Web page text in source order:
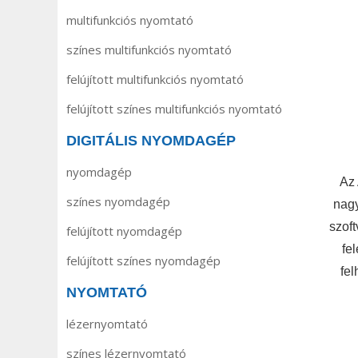
multifunkciós nyomtató
színes multifunkciós nyomtató
felújított multifunkciós nyomtató
felújított színes multifunkciós nyomtató
DIGITÁLIS NYOMDAGÉP
nyomdagép
színes nyomdagép
felújított nyomdagép
felújított színes nyomdagép
NYOMTATÓ
lézernyomtató
színes lézernyomtató
Az